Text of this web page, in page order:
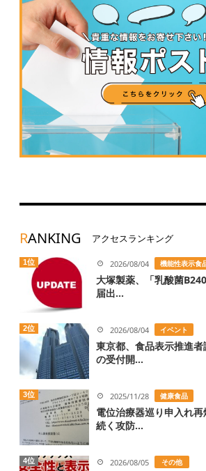
RANKING アクセスランキング
1位 2026/08/04 機能性表示食
大塚製薬、「乳酸菌
届出...
2位 2026/08/04 イベント
東京都、食品表示推進者
の受付開...
3位 2025/11/28 健康食品
電位治療器巡り申入れ再
続く攻防...
4位 2026/08/05 その他